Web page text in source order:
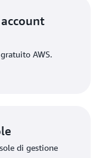
AWS.
di gestione